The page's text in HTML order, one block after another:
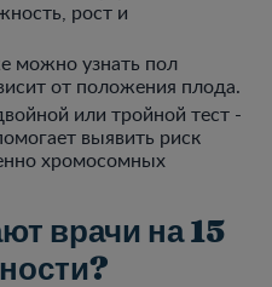
рост и
можно узнать пол
от положения плода.
или тройной тест -
выявить риск
хромосомных
врачи на 15